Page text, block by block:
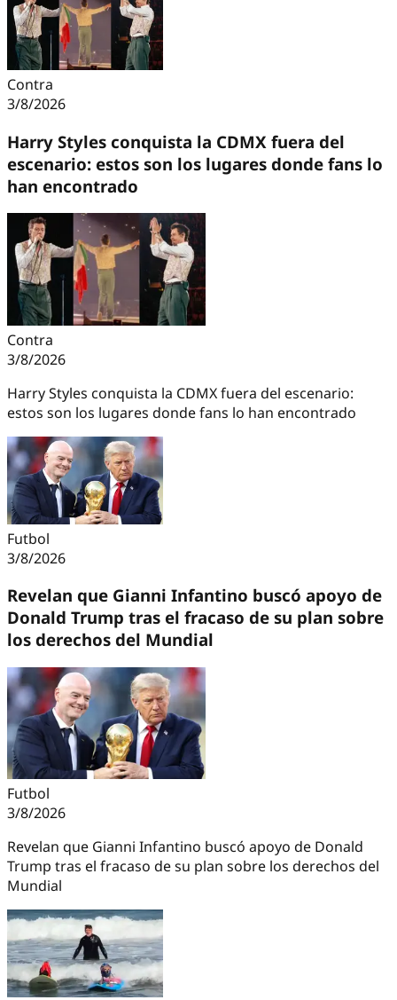
Contra
3/8/2026
Harry Styles conquista la CDMX fuera del
escenario: estos son los lugares donde fans lo
han encontrado
Contra
3/8/2026
Harry Styles conquista la CDMX fuera del escenario:
estos son los lugares donde fans lo han encontrado
Futbol
3/8/2026
Revelan que Gianni Infantino buscó apoyo de
Donald Trump tras el fracaso de su plan sobre
los derechos del Mundial
Futbol
3/8/2026
Revelan que Gianni Infantino buscó apoyo de Donald
Trump tras el fracaso de su plan sobre los derechos del
Mundial